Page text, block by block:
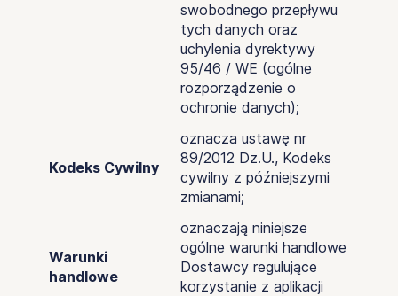
swobodnego przepływu
tych danych oraz
uchylenia dyrektywy
95/46 / WE (ogólne
rozporządzenie o
ochronie danych);
Kodeks Cywilny
oznacza ustawę nr
89/2012 Dz.U., Kodeks
cywilny z późniejszymi
zmianami;
Warunki
handlowe
oznaczają niniejsze
ogólne warunki handlowe
Dostawcy regulujące
korzystanie z aplikacji